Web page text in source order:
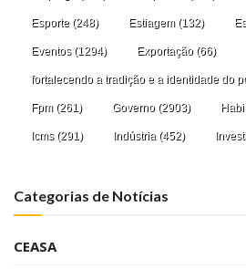
Esporte (248) Estiagem(132)
Eventos(1294) Exportação(66)
fortalecendo a tradição e a identidade do
Fpm(261) Governo(2903)
Icms(291) Indústria (452)
Categorias de Notícias
CEASA